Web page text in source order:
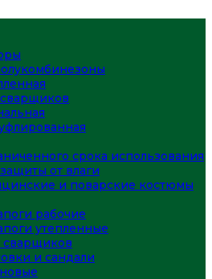
срока использования
от влаги
и поварские костюмы
рабочие
утепленные
сварщиков
и сандали